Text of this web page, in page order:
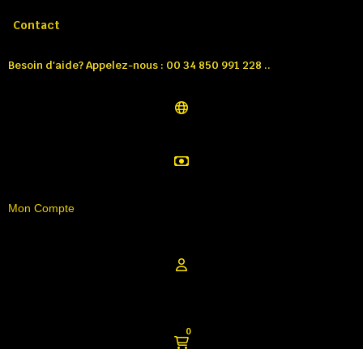
Contact
Besoin d'aide? Appelez-nous : 00 34 850 991 228 ..
Mon Compte
0